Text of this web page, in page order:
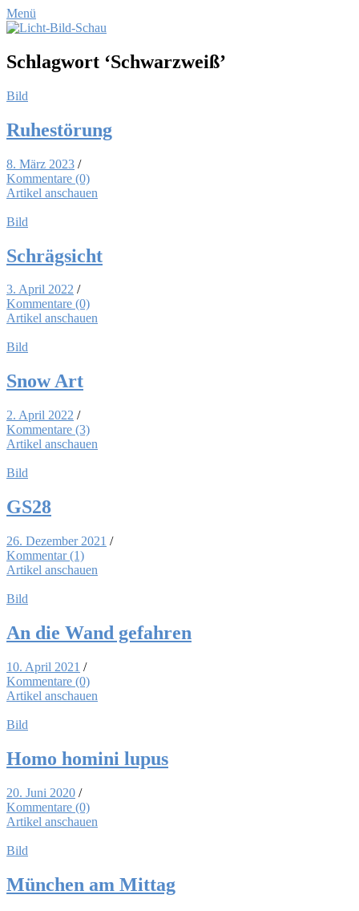
Menü
Schlagwort ‘Schwarzweiß’
Bild
Ru­he­stö­rung
8. März 2023 /
Kommentare (0)
Artikel anschauen
Bild
Schräg­sicht
3. April 2022 /
Kommentare (0)
Artikel anschauen
Bild
Snow Art
2. April 2022 /
Kommentare (3)
Artikel anschauen
Bild
GS28
26. Dezember 2021 /
Kommentar (1)
Artikel anschauen
Bild
An die Wand ge­fah­ren
10. April 2021 /
Kommentare (0)
Artikel anschauen
Bild
Ho­mo ho­mi­ni lu­pus
20. Juni 2020 /
Kommentare (0)
Artikel anschauen
Bild
Mün­chen am Mit­tag